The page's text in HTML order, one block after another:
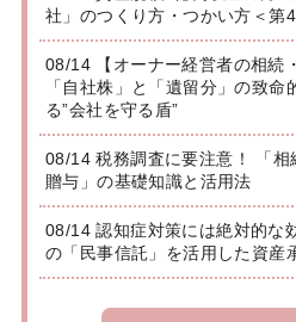
社」のつくり方・つかい方＜第
08/14 【オーナー経営者の相続
「自社株」と「遺留分」の致
る”会社を守る盾”
08/14 税務調査に要注意！ 「相
贈与」の基礎知識と活用法
08/14 認知症対策には絶対的な
の「民事信託」を活用した資産